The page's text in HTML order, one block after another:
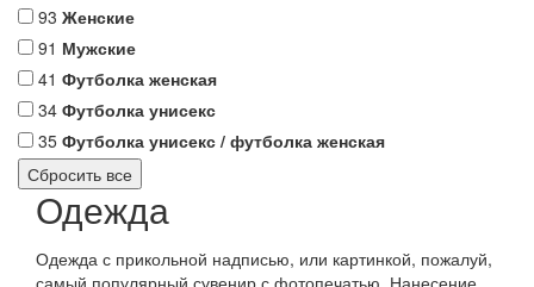
93 Женские
91 Мужские
41 Футболка женская
34 Футболка унисекс
35 Футболка унисекс / футболка женская
Одежда
Одежда с прикольной надписью, или картинкой, пожалуй,